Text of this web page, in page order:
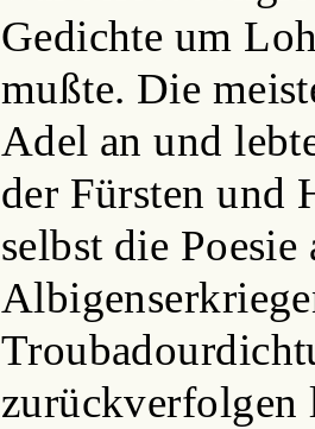
Gedichte um
mußte. Die
Adel an und
der Fürsten und
selbst die
zurückverfolgen